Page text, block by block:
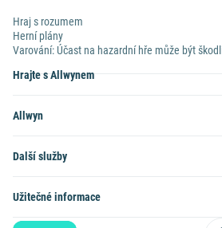
Hraj s rozumem
Herní plány
Varování: Účast na hazardní hře může být
Hrajte s Allwynem
Allwyn
Další služby
Užitečné informace